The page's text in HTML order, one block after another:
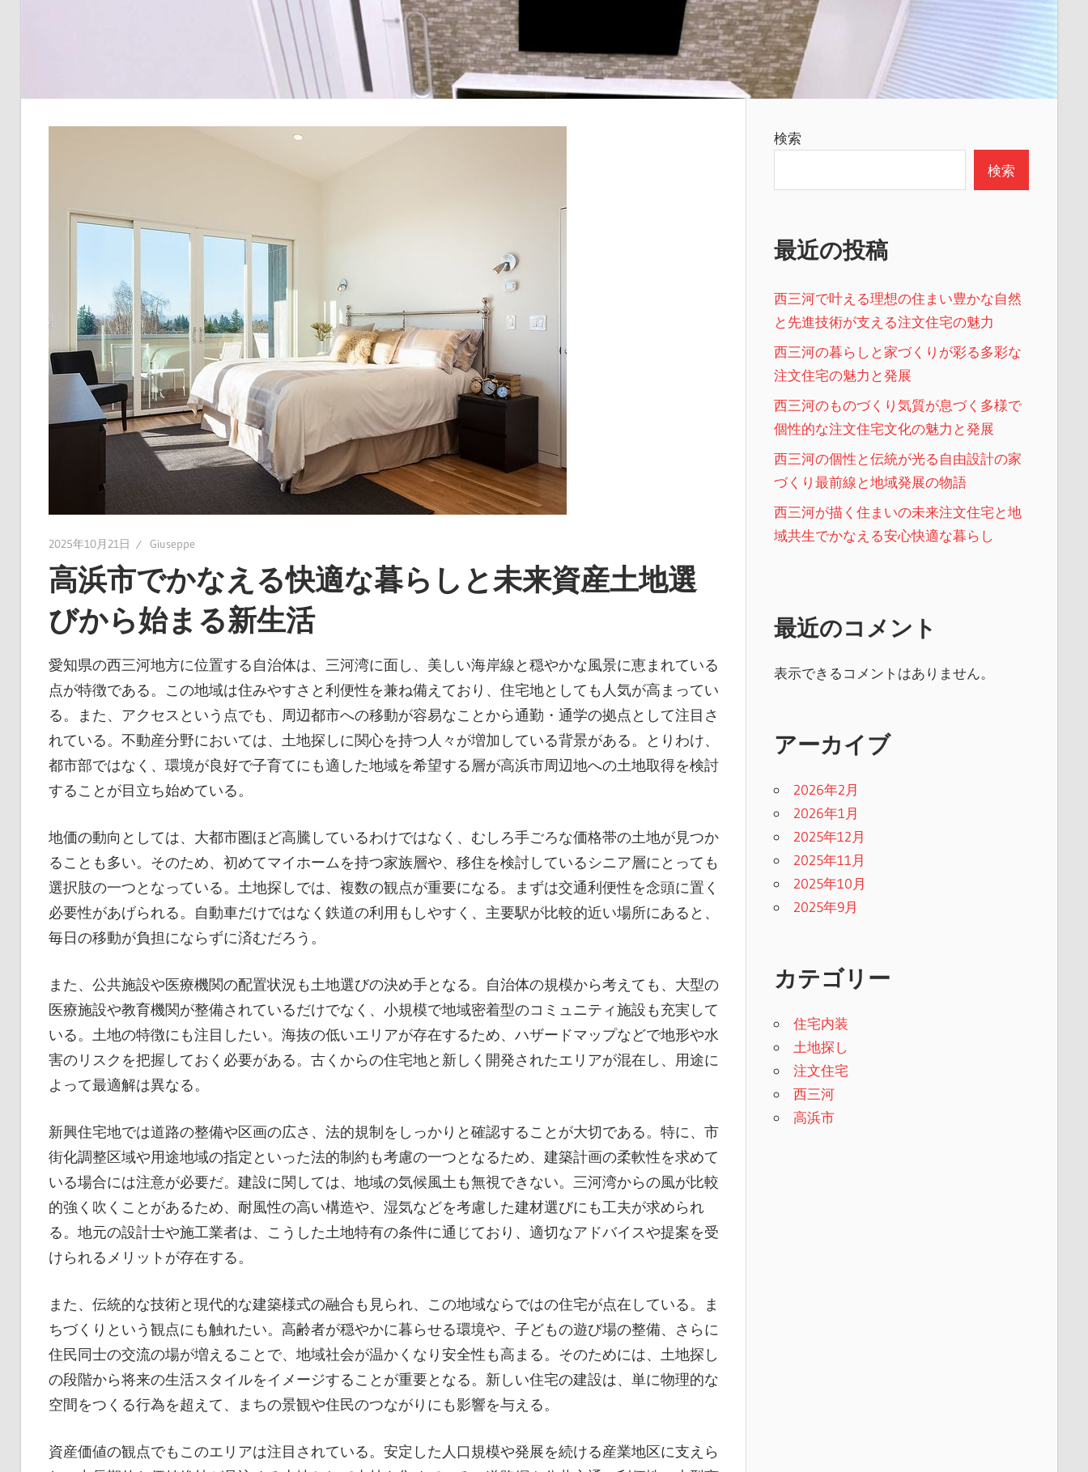
な
を
に
2025年10月21日 Giuseppe
高浜市でかなえる快適な暮らしと未来資産土地選
びから始まる新生活
愛知県の西三河地方に位置する自治体は、三河湾に面し、美しい海岸線と穏やかな風景に恵まれている
点が特徴である。
この地域は住みやすさと利便性を兼ね備えており、住宅地としても人気が高まってい
る。また、アクセスという点でも、周辺都市への移動が容易なことから通勤・通学の拠点として注目さ
れている。不動産分野においては、土地探しに関心を持つ人々が増加している背景がある。とりわけ、
都市部ではなく、環境が良好で子育てにも適した地域を希望する層が高浜市周辺地への土地取得を検討
することが目立ち始めている。
地価の動向としては、大都市圏ほど高騰しているわけではなく、むしろ手ごろな価格帯の土地が見つか
ることも多い。そのため、初めてマイホームを持つ家族層や、移住を検討しているシニア層にとっても
選択肢の一つとなっている。土地探しでは、複数の観点が重要になる。まずは交通利便性を念頭に置く
必要性があげられる。自動車だけではなく鉄道の利用もしやすく、主要駅が比較的近い場所にあると、
毎日の移動が負担にならずに済むだろう。
また、公共施設や医療機関の配置状況も土地選びの決め手となる。自治体の規模から考えても、大型の
医療施設や教育機関が整備されているだけでなく、小規模で地域密着型のコミュニティ施設も充実して
いる。土地の特徴にも注目したい。海抜の低いエリアが存在するため、ハザードマップなどで地形や水
害のリスクを把握しておく必要がある。古くからの住宅地と新しく開発されたエリアが混在し、用途に
よって最適解は異なる。
新興住宅地では道路の整備や区画の広さ、法的規制をしっかりと確認することが大切である。特に、市
街化調整区域や用途地域の指定といった法的制約も考慮の一つとなるため、建築計画の柔軟性を求めて
いる場合には注意が必要だ。建設に関しては、地域の気候風土も無視できない。三河湾からの風が比較
的強く吹くことがあるため、耐風性の高い構造や、湿気などを考慮した建材選びにも工夫が求められ
る。地元の設計士や施工業者は、こうした土地特有の条件に通じており、適切なアドバイスや提案を受
けられるメリットが存在する。
また、伝統的な技術と現代的な建築様式の融合も見られ、この地域ならではの住宅が点在している。ま
ちづくりという観点にも触れたい。高齢者が穏やかに暮らせる環境や、子どもの遊び場の整備、さらに
住民同士の交流の場が増えることで、地域社会が温かくなり安全性も高まる。そのためには、土地探し
の段階から将来の生活スタイルをイメージすることが重要となる。新しい住宅の建設は、単に物理的な
空間をつくる行為を超えて、まちの景観や住民のつながりにも影響を与える。
資産価値の観点でもこのエリアは注目されている。安定した人口規模や発展を続ける産業地区に支えら
検索
検索
最近の投稿
西三河で叶える理想の住まい豊かな自然
と先進技術が支える注文住宅の魅力
西三河の暮らしと家づくりが彩る多彩な
注文住宅の魅力と発展
西三河のものづくり気質が息づく多様で
個性的な注文住宅文化の魅力と発展
西三河の個性と伝統が光る自由設計の家
づくり最前線と地域発展の物語
西三河が描く住まいの未来注文住宅と地
域共生でかなえる安心快適な暮らし
最近のコメント
表示できるコメントはありません。
アーカイブ
2026年2月
2026年1月
2025年12月
2025年11月
2025年10月
2025年9月
カテゴリー
住宅内装
土地探し
注文住宅
西三河
高浜市